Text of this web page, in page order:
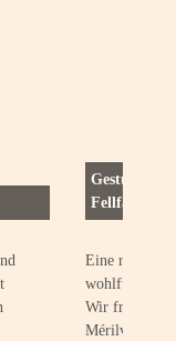
Gestüt
Fellfarben
Eine
wohlfühlen,
Wir freuen
Mérilver zu